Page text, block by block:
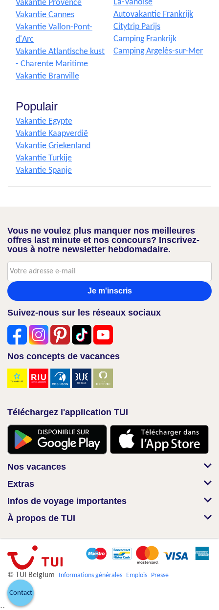
Vakantie Provence
Vakantie Cannes
Vakantie Vallon-Pont-
d'Arc
Vakantie Atlantische kust
- Charente Maritime
Vakantie Branville
La-Vanoise
Autovakantie Frankrijk
Citytrip Parijs
Camping Frankrijk
Camping Argelès-sur-Mer
Populair
Vakantie Egypte
Vakantie Kaapverdië
Vakantie Griekenland
Vakantie Turkije
Vakantie Spanje
Vous ne voulez plus manquer nos meilleures
offres last minute et nos concours? Inscrivez-
vous à notre newsletter hebdomadaire.
Je m'inscris
Suivez-nous sur les réseaux sociaux
Nos concepts de vacances
Téléchargez l'application TUI
Nos vacances
Extras
Infos de voyage importantes
À propos de TUI
© TUI Belgium Informations générales Emplois Presse
Contact